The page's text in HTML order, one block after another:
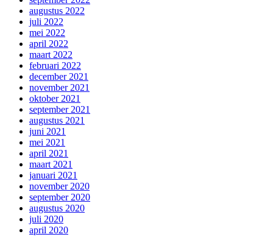
augustus 2022
juli 2022
mei 2022
april 2022
maart 2022
februari 2022
december 2021
november 2021
oktober 2021
september 2021
augustus 2021
juni 2021
mei 2021
april 2021
maart 2021
januari 2021
november 2020
september 2020
augustus 2020
juli 2020
april 2020